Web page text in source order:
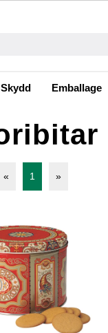
Emballage
« 1 »